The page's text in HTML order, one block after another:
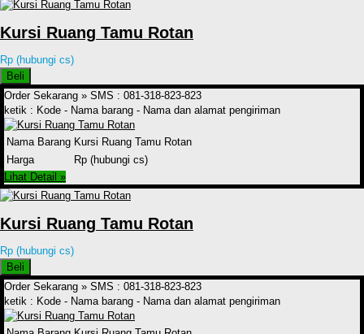
Kursi Ruang Tamu Rotan
Rp (hubungi cs)
Beli
Order Sekarang » SMS : 081-318-823-823
ketik : Kode - Nama barang - Nama dan alamat pengiriman
Nama Barang Kursi Ruang Tamu Rotan
Harga
Rp (hubungi cs)
Lihat Detail »
Kursi Ruang Tamu Rotan
Rp (hubungi cs)
Beli
Order Sekarang » SMS : 081-318-823-823
ketik : Kode - Nama barang - Nama dan alamat pengiriman